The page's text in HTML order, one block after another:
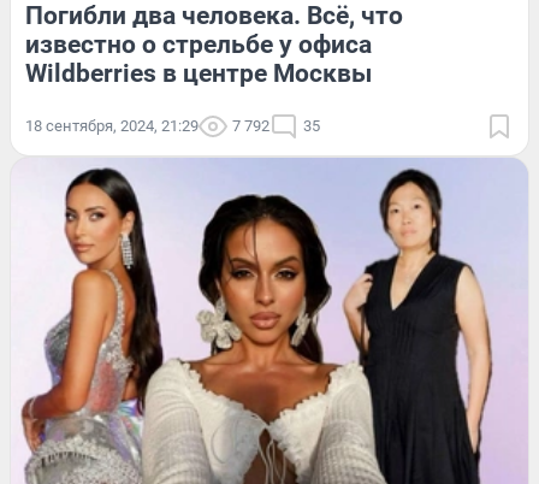
Погибли два человека. Всё, что
известно о стрельбе у офиса
Wildberries в центре Москвы
18 сентября, 2024, 21:29 7 792 35